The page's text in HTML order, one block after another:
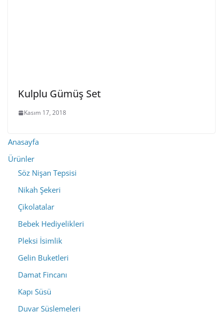
Kulplu Gümüş Set
Kasım 17, 2018
Anasayfa
Ürünler
Söz Nişan Tepsisi
Nikah Şekeri
Çikolatalar
Bebek Hediyelikleri
Pleksi İsimlik
Gelin Buketleri
Damat Fincanı
Kapı Süsü
Duvar Süslemeleri